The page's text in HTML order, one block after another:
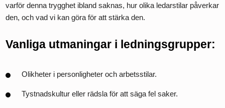
varför denna trygghet ibland saknas, hur olika ledarstilar påverkar
den, och vad vi kan göra för att stärka den.
Vanliga utmaningar i ledningsgrupper:
Olikheter i personligheter och arbetsstilar.
Tystnadskultur eller rädsla för att säga fel saker.